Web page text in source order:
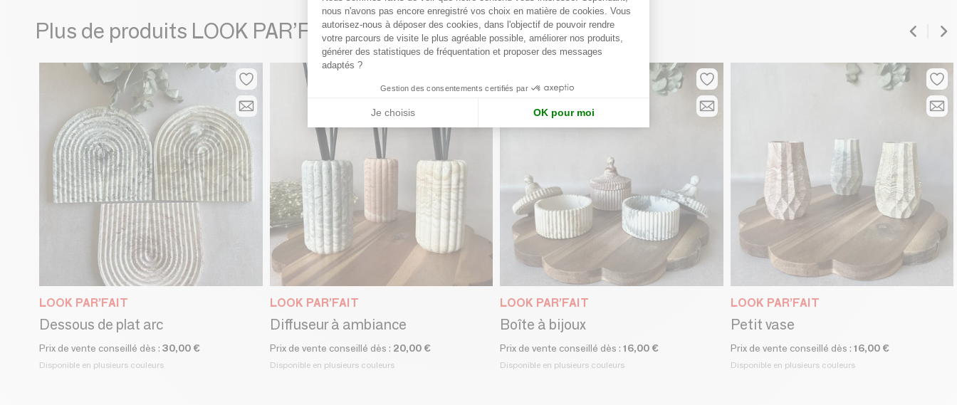
Plus de produits LOOK PAR’FAIT
LOOK PAR’FAIT
Dessous de plat arc
Prix de vente conseillé dès : 30,00 €
Disponible en plusieurs couleurs
LOOK PAR’FAIT
Diffuseur à ambiance
Prix de vente conseillé dès : 20,00 €
Disponible en plusieurs couleurs
LOOK PAR’FAIT
Boîte à bijoux
Prix de vente conseillé dès : 16,00 €
Disponible en plusieurs couleurs
LOOK PAR’FAIT
Petit vase
Prix de vente conseillé dès : 16,00 €
Disponible en plusieurs couleurs
nous n'avons pas encore enregistré vos choix en matière de cookies. Vous
autorisez-nous à déposer des cookies, dans l'objectif de pouvoir rendre
votre parcours de visite le plus agréable possible, améliorer nos produits,
générer des statistiques de fréquentation et proposer des messages
adaptés ?
Gestion des consentements certifiés par
Je choisis OK pour moi
Axeptio consent